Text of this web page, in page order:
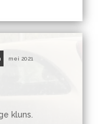
mei 2021
kluns.